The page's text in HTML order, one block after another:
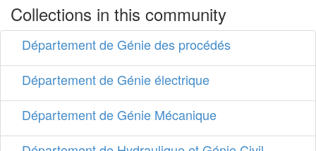
Collections in this community
Département de Génie des procédés
Département de Génie électrique
Département de Génie Mécanique